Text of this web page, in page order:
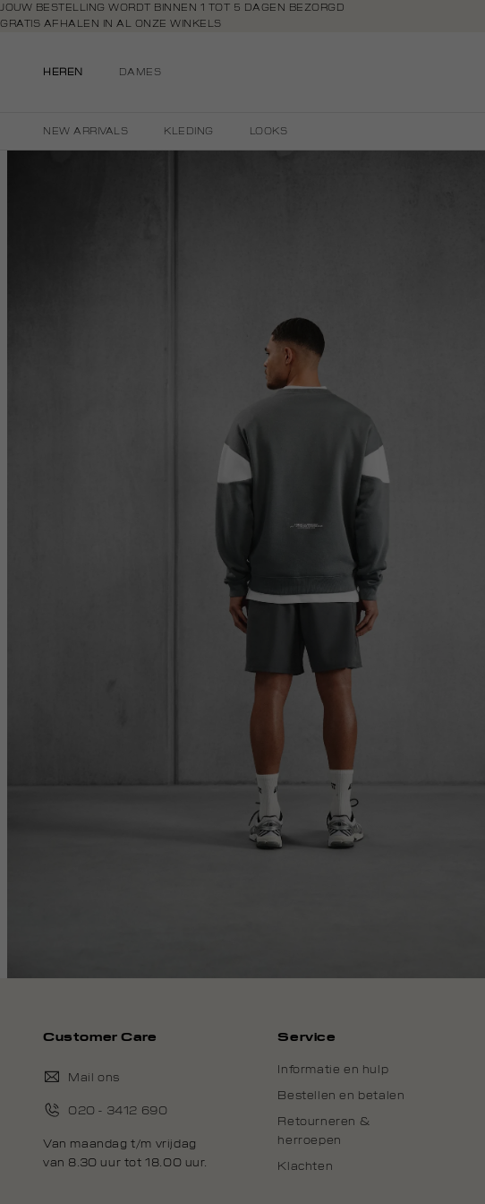
Navigeer
direct naar
Open de
naar de
JOUW BESTELLING WORDT BINNEN 1 TOT 5 DAGEN BEZORGD
GRATIS AFHALEN IN AL ONZE WINKELS
HEREN
DAMES
NEW ARRIVALS KLEDING LOOKS
Customer Care
Mail ons
020 - 3412 690
Van maandag t/m vrijdag
van 8.30 uur tot 18.00 uur.
Service
Informatie en hulp
Bestellen en betalen
Retourneren &
herroepen
Klachten